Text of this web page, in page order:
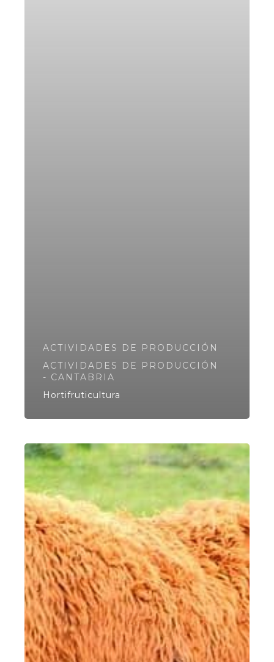
ACTIVIDADES DE PRODUCCIÓN
ACTIVIDADES DE PRODUCCIÓN
- CANTABRIA
Hortifruticultura